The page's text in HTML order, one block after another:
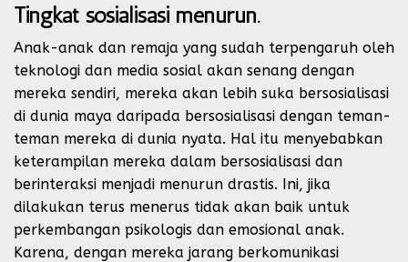
Tingkat sosialisasi menurun.
Anak-anak dan remaja yang sudah terpengaruh oleh
teknologi dan media sosial akan senang dengan
mereka sendiri, mereka akan lebih suka bersosialisasi
di dunia maya daripada bersosialisasi dengan teman-
teman mereka di dunia nyata. Hal itu menyebabkan
keterampilan mereka dalam bersosialisasi dan
berinteraksi menjadi menurun drastis. Ini, jika
dilakukan terus menerus tidak akan baik untuk
perkembangan psikologis dan emosional anak.
Karena, dengan mereka jarang berkomunikasi